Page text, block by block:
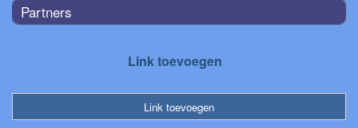
Partners
Link toevoegen
Link toevoegen